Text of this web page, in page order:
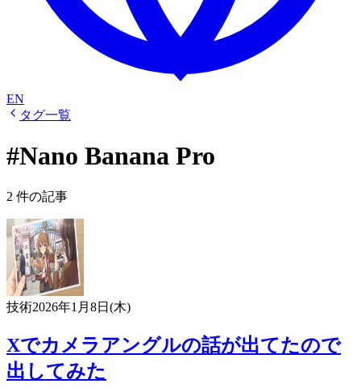
EN
タグ一覧
#Nano Banana Pro
2 件の記事
技術2026年1月8日(木)
Xでカメラアングルの話が出てたので
出してみた